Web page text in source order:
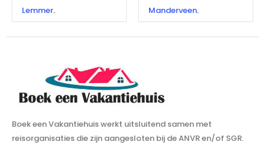
Lemmer. Manderveen.
Boek een Vakantiehuis werkt uitsluitend samen met
reisorganisaties die zijn aangesloten bij de ANVR en/of SGR.